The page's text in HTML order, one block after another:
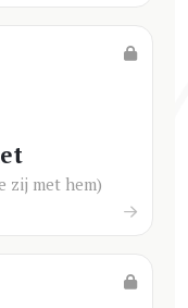
zij met hem)